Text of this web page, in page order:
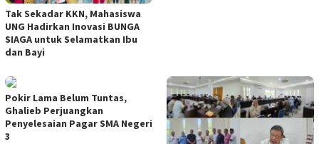
Tak Sekadar KKN, Mahasiswa
UNG Hadirkan Inovasi BUNGA
SIAGA untuk Selamatkan Ibu
dan Bayi
Pokir Lama Belum Tuntas,
Ghalieb Perjuangkan
Penyelesaian Pagar SMA Negeri
3